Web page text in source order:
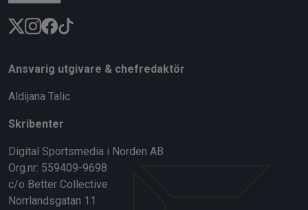
Ansvarig utgivare & chefredaktör
Aldijana Talic
Skribenter
Digital Sportsmedia i Norden AB
Org.nr: 559409-9698
c/o Better Collective
Norrlandsgatan 11